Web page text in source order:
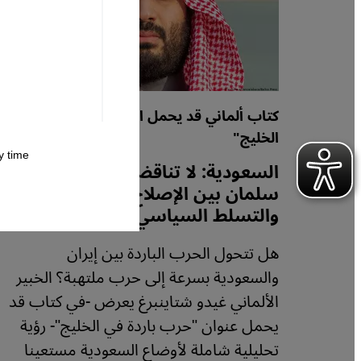
كتاب ألماني قد يحمل العنوان: "حرب باردة في
الخليج"
السعودية: لا تناقض لدى محمد بن
سلمان بين الإصلاح الاجتماعي
والتسلط السياسي
هل تتحول الحرب الباردة بين إيران
والسعودية بسرعة إلى حرب ملتهبة؟ الخبير
الألماني غيدو شتاينبرغ يعرض -في كتاب قد
يحمل عنوان "حرب باردة في الخليج"- رؤية
تحليلية شاملة لأوضاع السعودية مستعينا